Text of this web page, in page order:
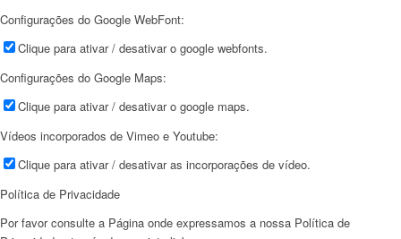
Configurações do Google WebFont:
Clique para ativar / desativar o google webfonts.
Configurações do Google Maps:
Clique para ativar / desativar o google maps.
Vídeos incorporados de Vimeo e Youtube:
Clique para ativar / desativar as incorporações de vídeo.
Política de Privacidade
Por favor consulte a Página onde expressamos a nossa Política de